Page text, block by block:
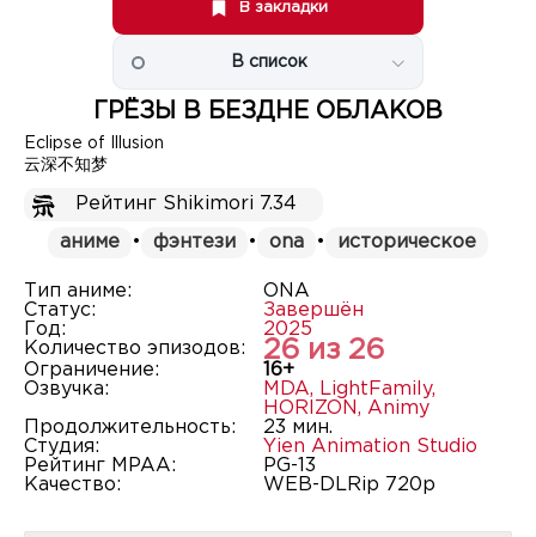
В закладки
В список
ГРЁЗЫ В БЕЗДНЕ ОБЛАКОВ
Eclipse of Illusion
云深不知梦
Рейтинг Shikimori 7.34
аниме • фэнтези • ona • историческое
Тип аниме:
ONA
Статус:
Завершён
Год:
2025
Количество эпизодов:
26 из 26
Ограничение:
16+
Озвучка:
MDA, LightFamily,
HORIZON , Animy
Продолжительность:
23 мин.
Студия:
Yien Animation Studio
Рейтинг MPAA:
PG-13
Качество:
WEB-DLRip 720p